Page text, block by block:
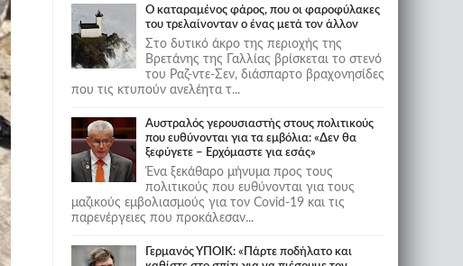
Ο καταραμένος φάρος, που οι φαροφύλακες
του τρελαίνονταν ο ένας μετά τον άλλον
Στο δυτικό άκρο της περιοχής της
Βρετάνης της Γαλλίας βρίσκεται το στενό
του Ραζ-ντε-Σεν, διάσπαρτο βραχονησίδες
που τις κτυπούν ανελέητα τ...
Αυστραλός γερουσιαστής στους πολιτικούς
που ευθύνονται για τα εμβόλια: «Δεν θα
ξεφύγετε – Ερχόμαστε για εσάς»
Ένα ξεκάθαρο μήνυμα προς τους
πολιτικούς που ευθύνονται για τους
μαζικούς εμβολιασμούς για τον Covid-19 και τις
παρενέργειες που προκάλεσαν...
Γερμανός ΥΠΟΙΚ: «Πάρτε ποδήλατο και